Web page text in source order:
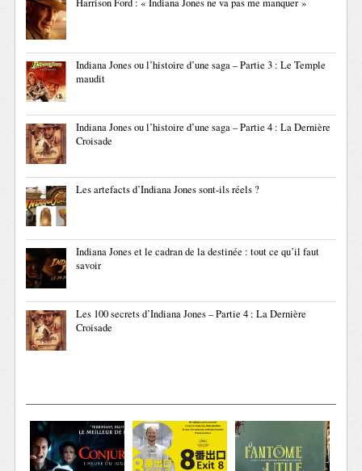
Indiana Jones ou l’histoire d’une saga – Partie 3 : Le Temple
maudit
Indiana Jones ou l’histoire d’une saga – Partie 4 : La Dernière
Croisade
Les artefacts d’Indiana Jones sont-ils réels ?
Indiana Jones et le cadran de la destinée : tout ce qu’il faut
savoir
Les 100 secrets d’Indiana Jones – Partie 4 : La Dernière
Croisade